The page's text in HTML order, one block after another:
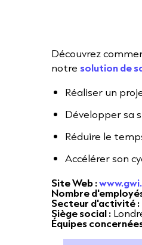
Découvrez
notre solution de
Réaliser un
Développer sa
Réduire le
Accélérer son
Site Web :
Nombre
Secteur d'activité :
Siège social :
Équipes